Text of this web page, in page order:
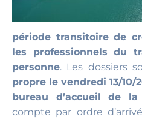
période transitoire de
les professionnels du
personne. Les dossiers
propre le vendredi 13/10/
bureau d’accueil de la
compte par ordre